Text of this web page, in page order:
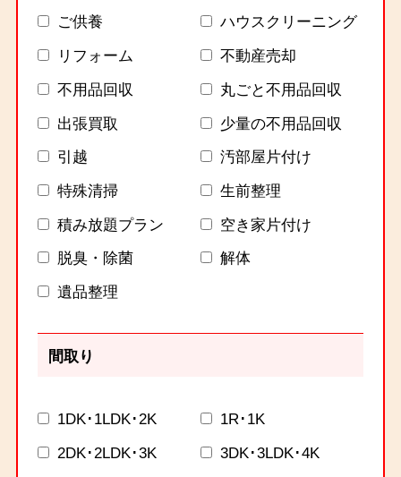
ご供養
ハウスクリーニング
リフォーム
不動産売却
不用品回収
丸ごと不用品回収
出張買取
少量の不用品回収
引越
汚部屋片付け
特殊清掃
生前整理
積み放題プラン
空き家片付け
脱臭・除菌
解体
遺品整理
間取り
1DK･1LDK･2K
1R･1K
2DK･2LDK･3K
3DK･3LDK･4K